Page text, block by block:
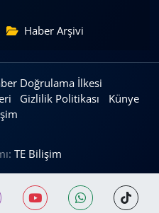
Haber Arşivi
Doğrulama İlkesi
Gizlilik Politikası
Künye
TE Bilişim